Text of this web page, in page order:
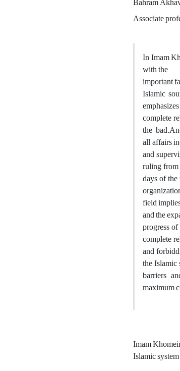
Associate
In Imam
with the
important
Islamic
complete
the
all affairs
and
ruling
days of
field
and the
progress
complete
and
the
barriers
maximum
Imam
Islamic system